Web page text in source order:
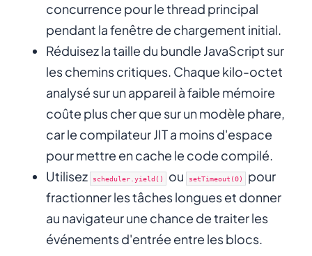
concurrence pour le thread principal
pendant la fenêtre de chargement initial.
Réduisez la taille du bundle JavaScript sur
les chemins critiques. Chaque kilo-octet
analysé sur un appareil à faible mémoire
coûte plus cher que sur un modèle phare,
car le compilateur JIT a moins d'espace
pour mettre en cache le code compilé.
Utilisez
scheduler.yield() ou setTimeout(0)
pour
fractionner les tâches longues et donner
au navigateur une chance de traiter les
événements d'entrée entre les blocs.